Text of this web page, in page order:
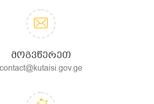
ᲛᲝᲒᲕᲬᲔᲠᲔᲗ
contact@kutaisi.gov.ge